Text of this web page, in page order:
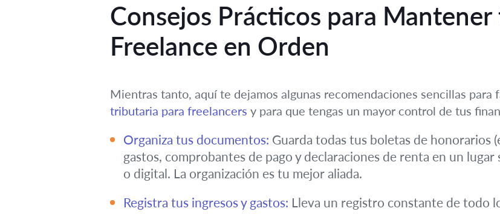
Consejos Prácticos para Mantener
Freelance en Orden
Mientras tanto, aquí te dejamos algunas recomendaciones sencillas
tributaria para freelancers y para que tengas un mayor control de tus
Organiza tus documentos: Guarda todas tus boletas de honorarios
gastos, comprobantes de pago y declaraciones de renta en un lugar
o digital. La organización es tu mejor aliada.
Registra tus ingresos y gastos: Lleva un registro constante de todo